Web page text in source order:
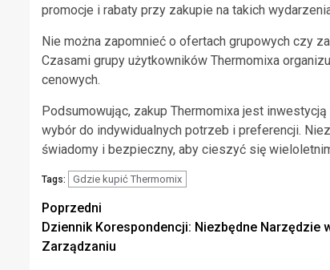
promocje i rabaty przy zakupie na takich
Nie można zapomnieć o ofertach grupowych czy
Czasami grupy użytkowników Thermomixa
cenowych.
Podsumowując, zakup Thermomixa jest
wybór do indywidualnych potrzeb i preferencji.
świadomy i bezpieczny, aby cieszyć się
Tags: Gdzie kupić Thermomix
Zobacz
wpisy
Poprzedni
Dziennik Korespondencji: Niezbędne Narzędzie
Zarządzaniu